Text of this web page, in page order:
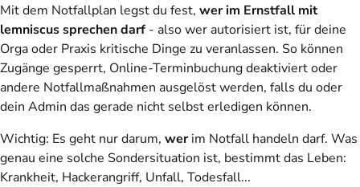
Mit dem Notfallplan legst du fest, wer im Ernstfall mit
lemniscus sprechen darf - also wer autorisiert ist, für deine
Orga oder Praxis kritische Dinge zu veranlassen. So können
Zugänge gesperrt, Online-Terminbuchung deaktiviert oder
andere Notfallmaßnahmen ausgelöst werden, falls du oder
dein Admin das gerade nicht selbst erledigen können.
Wichtig: Es geht nur darum, werim Notfall handeln darf. Was
genau eine solche Sondersituation ist, bestimmt das Leben:
Krankheit, Hackerangriff, Unfall, Todesfall...